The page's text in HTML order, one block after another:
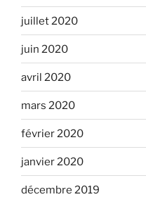
juillet 2020
juin 2020
avril 2020
mars 2020
février 2020
janvier 2020
décembre 2019